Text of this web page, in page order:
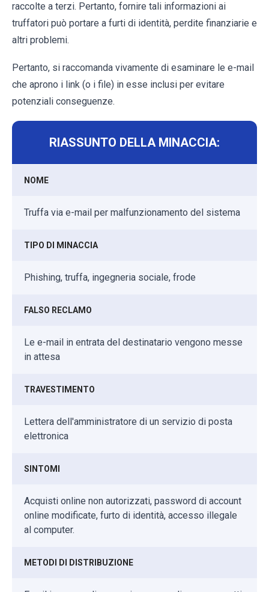
raccolte a terzi. Pertanto, fornire tali informazioni ai
truffatori può portare a furti di identità, perdite finanziarie e
altri problemi.
Pertanto, si raccomanda vivamente di esaminare le e-mail
che aprono i link (o i file) in esse inclusi per evitare
potenziali conseguenze.
RIASSUNTO DELLA MINACCIA:
NOME
Truffa via e-mail per malfunzionamento del sistema
TIPO DI MINACCIA
Phishing, truffa, ingegneria sociale, frode
FALSO RECLAMO
Le e-mail in entrata del destinatario vengono messe
in attesa
TRAVESTIMENTO
Lettera dell'amministratore di un servizio di posta
elettronica
SINTOMI
Acquisti online non autorizzati, password di account
online modificate, furto di identità, accesso illegale
al computer.
METODI DI DISTRIBUZIONE